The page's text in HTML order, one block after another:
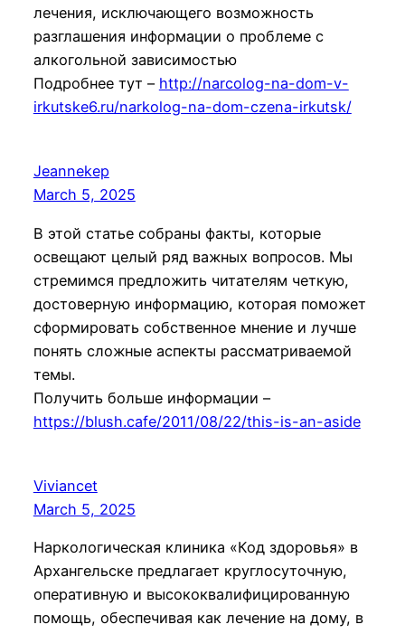
лечения, исключающего возможность
разглашения информации о проблеме с
алкогольной зависимостью
Подробнее тут – http://narcolog-na-dom-v-
irkutske6.ru/narkolog-na-dom-czena-irkutsk/
Jeannekep
March 5, 2025
В этой статье собраны факты, которые
освещают целый ряд важных вопросов. Мы
стремимся предложить читателям четкую,
достоверную информацию, которая поможет
сформировать собственное мнение и лучше
понять сложные аспекты рассматриваемой
темы.
Получить больше информации –
https://blush.cafe/2011/08/22/this-is-an-aside
Viviancet
March 5, 2025
Наркологическая клиника «Код здоровья» в
Архангельске предлагает круглосуточную,
оперативную и высококвалифицированную
помощь, обеспечивая как лечение на дому, в